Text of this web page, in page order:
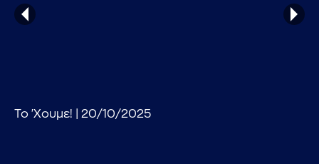
Το 'Χουμε! | 20/10/2025